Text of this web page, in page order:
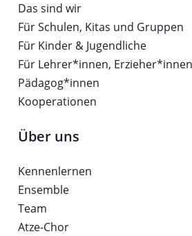
Das sind wir
Für Schulen, Kitas und Gruppen
Für Kinder & Jugendliche
Für Lehrer*innen,
Pädagog*innen
Kooperationen
Über uns
Kennenlernen
Ensemble
Team
Atze-Chor